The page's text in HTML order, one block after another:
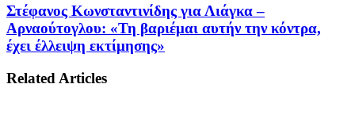
Στέφανος Κωνσταντινίδης για Λιάγκα –
Αρναούτογλου: «Τη βαριέμαι αυτήν την κόντρα,
έχει έλλειψη εκτίμησης»
Related Articles